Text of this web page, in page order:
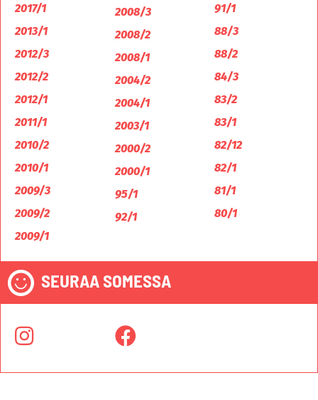
2017/1
2013/1
2012/3
2012/2
2012/1
2011/1
2010/2
2010/1
2009/3
2009/2
2009/1
2008/3
2008/2
2008/1
2004/2
2004/1
2003/1
2000/2
2000/1
95/1
92/1
91/1
88/3
88/2
84/3
83/2
83/1
82/12
82/1
81/1
80/1
SEURAA SOMESSA